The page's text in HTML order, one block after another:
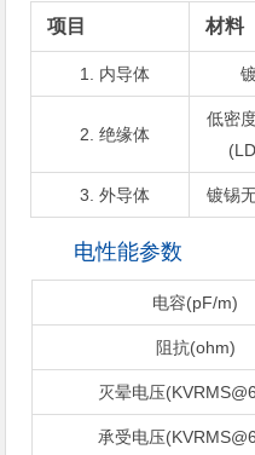
项目 材料
1. 内导体
2. 绝缘体
低密
3. 外导体 镀锡
电性能参数
电容(pF/m)
阻抗(ohm)
灭晕电压
承受电压